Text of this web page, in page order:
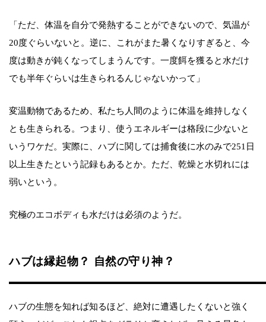
「ただ、体温を自分で発熱することができないので、気温が
20度ぐらいないと。逆に、これがまた暑くなりすぎると、今
度は動きが鈍くなってしまうんです。一度餌を獲ると水だけ
でも半年ぐらいは生きられるんじゃないかって」
変温動物であるため、私たち人間のように体温を維持しなく
とも生きられる。つまり、使うエネルギーは格段に少ないと
いうワケだ。実際に、ハブに関しては捕食後に水のみで251日
以上生きたという記録もあるとか。ただ、乾燥と水切れには
弱いという。
究極のエコボディも水だけは必須のようだ。
ハブは縁起物？ 自然の守り神？
ハブの生態を知れば知るほど、絶対に遭遇したくないと強く